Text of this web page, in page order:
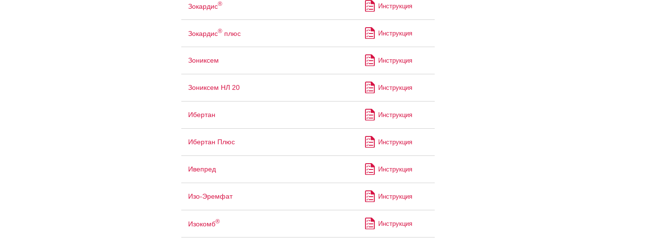
Зокардис® Инструкция
Зокардис®плюс Инструкция
Зониксем Инструкция
Зониксем НЛ 20 Инструкция
Ибертан Инструкция
Ибертан Плюс Инструкция
Ивепред Инструкция
Изо-Эремфат Инструкция
Изокомб® Инструкция